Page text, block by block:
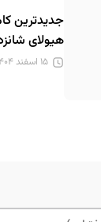
جدیدترین
هیولای
۱۵ اسفند ۱۴۰۴